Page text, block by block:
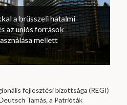
a brüsszeli hatalmi
az uniós források
mellett
fejlesztési bizottsága (REGI)
Tamás, a Patrióták